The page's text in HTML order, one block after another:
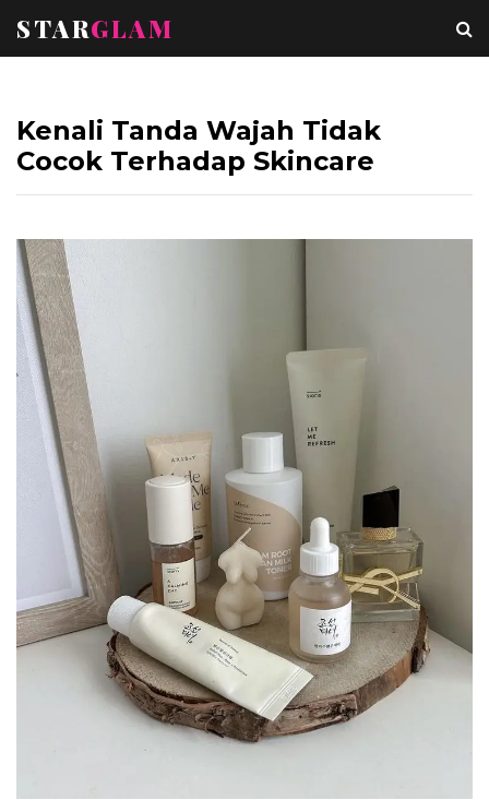
STARGLAM
Kenali Tanda Wajah Tidak
Cocok Terhadap Skincare